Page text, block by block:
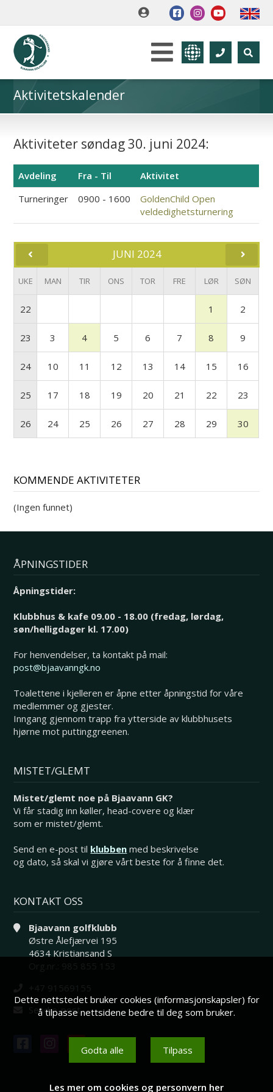
Aktivitetskalender
Aktiviteter søndag 30. juni 2024:
Avdeling Fra - Til
Aktivitet
Turneringer
0900 - 1600
GoldenChild Open
veldedighetsturnering
JUNI 2024
UKE MAN TIR ONS TOR FRE LØR SØN
22 1 2
23 3 4 5 6 7 8 9
24 10 11 12 13 14 15 16
25 17 18 19 20 21 22 23
26 24 25 26 27 28 29 30
KOMMENDE AKTIVITETER
(Ingen funnet)
ÅPNINGSTIDER
Åpningstider:
Klubbhus & kafe 09.00 - 18.00 (fredag, lørdag,
søn/helligdager kl. 17.00)
For henvendelser, ta kontakt på mail:
post@bjaavanngk.no
Toalettene i kjelleren er åpne etter åpningstid for våre
medlemmer og gjester.
Inngang gjennom trapp fra ytterside av klubbhusets
hjørne mot puttinggreenen.
MISTET/GLEMT
Mistet/glemt noe på Bjaavann GK?
Vi får stadig inn køller, head-covere og klær
som er mistet/glemt.
Send en e-post til klubben med beskrivelse
og dato, så skal vi gjøre vårt beste for å finne det.
KONTAKT OSS
Bjaavann golfklubb
Østre Ålefjærvei 195
4634 Kristiansand S
Send e-post
Dette nettstedet bruker cookies (informasjonskapsler) for
å tilpasse nettsidene bedre til deg som bruker.
Godta alle Tilpass
Les mer om cookies og personvern her